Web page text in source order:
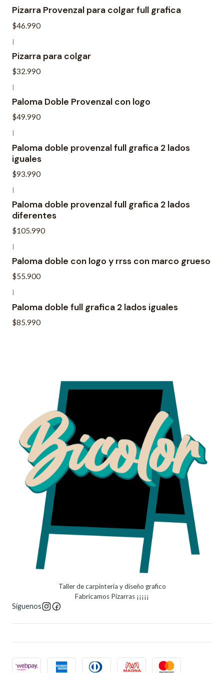
Pizarra Provenzal para colgar full grafica
$46.990
|
Pizarra para colgar
$32.990
|
Paloma Doble Provenzal con logo
$49.990
|
Paloma doble provenzal full grafica 2 lados
iguales
$93.990
|
Paloma doble provenzal full grafica 2 lados
diferentes
$105.990
|
Paloma doble con logo y rrss con marco grueso
$55.900
|
Paloma doble full grafica 2 lados iguales
$85.990
Taller de carpinteria y diseño grafico
Fabricamos Pizarras ¡¡¡¡¡
Síguenos